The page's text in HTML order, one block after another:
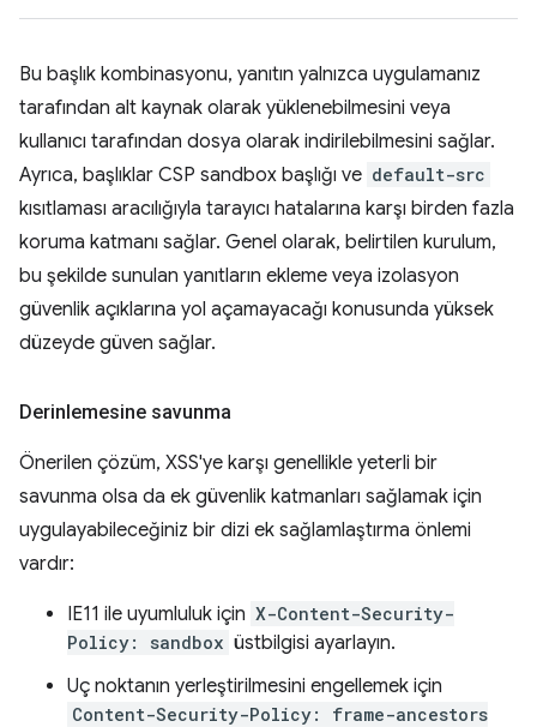
Bu başlık kombinasyonu, yanıtın yalnızca uygulamanız
tarafından alt kaynak olarak yüklenebilmesini veya
kullanıcı tarafından dosya olarak indirilebilmesini sağlar.
Ayrıca, başlıklar CSP sandbox başlığı ve default-src
kısıtlaması aracılığıyla tarayıcı hatalarına karşı birden fazla
koruma katmanı sağlar. Genel olarak, belirtilen kurulum,
bu şekilde sunulan yanıtların ekleme veya izolasyon
güvenlik açıklarına yol açamayacağı konusunda yüksek
düzeyde güven sağlar.
Derinlemesine savunma
Önerilen çözüm, XSS'ye karşı genellikle yeterli bir
savunma olsa da ek güvenlik katmanları sağlamak için
uygulayabileceğiniz bir dizi ek sağlamlaştırma önlemi
vardır:
IE11 ile uyumluluk için X-Content-Security-
Policy: sandbox üstbilgisi ayarlayın.
Uç noktanın yerleştirilmesini engellemek için
Content-Security-Policy: frame-ancestors